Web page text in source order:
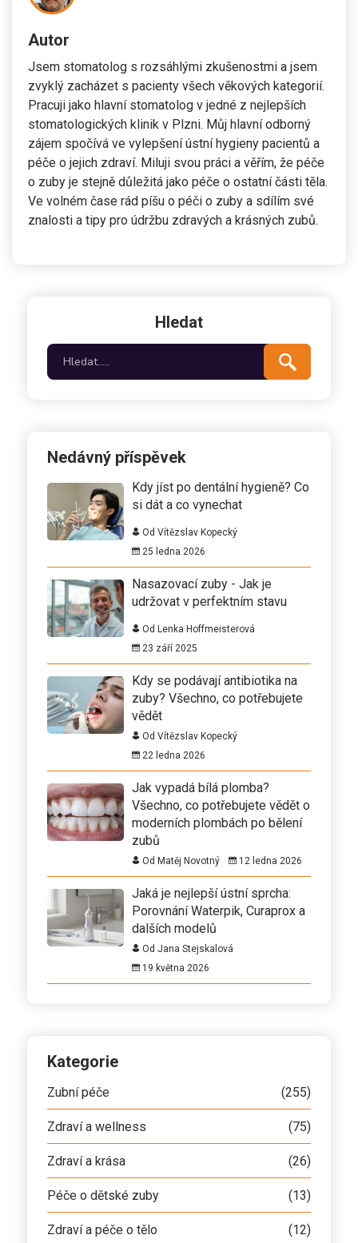
Autor
Jsem stomatolog s rozsáhlými zkušenostmi a jsem
zvyklý zacházet s pacienty všech věkových kategorií.
Pracuji jako hlavní stomatolog v jedné z nejlepších
stomatologických klinik v Plzni. Můj hlavní odborný
zájem spočívá ve vylepšení ústní hygieny pacientů a
péče o jejich zdraví. Miluji svou práci a věřím, že péče
o zuby je stejně důležitá jako péče o ostatní části těla.
Ve volném čase rád píšu o péči o zuby a sdílím své
znalosti a tipy pro údržbu zdravých a krásných zubů.
Hledat
Nedávný příspěvek
Kdy jíst po dentální hygieně? Co
si dát a co vynechat
Od Vítězslav Kopecký
25 ledna 2026
Nasazovací zuby - Jak je
udržovat v perfektním stavu
Od Lenka Hoffmeisterová
23 září 2025
Kdy se podávají antibiotika na
zuby? Všechno, co potřebujete
vědět
Od Vítězslav Kopecký
22 ledna 2026
Jak vypadá bílá plomba?
Všechno, co potřebujete vědět o
moderních plombách po bělení
zubů
Od Matěj Novotný 12 ledna 2026
Jaká je nejlepší ústní sprcha:
Porovnání Waterpik, Curaprox a
dalších modelů
Od Jana Stejskalová
19 května 2026
Kategorie
Zubní péče (255)
Zdraví a wellness (75)
Zdraví a krása (26)
Péče o dětské zuby (13)
Zdraví a péče o tělo (12)